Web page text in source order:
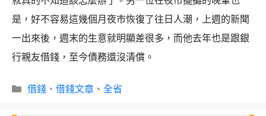
是，好不容易這幾個月夜市恢復了往日人潮，上週的新聞
一出來後，週末的生意就明顯差很多，而他去年也是跟銀
行親友借錢，至今債務還沒清償。
分
借錢、 借錢文章、 全省